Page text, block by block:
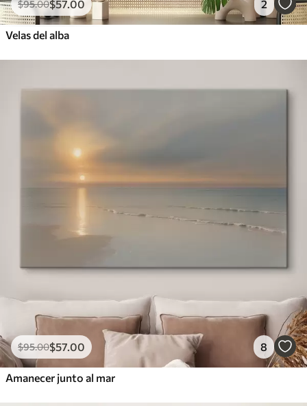
$95.00$57.00 2
Velas del alba
$95.00$57.00 8
Amanecer junto al mar